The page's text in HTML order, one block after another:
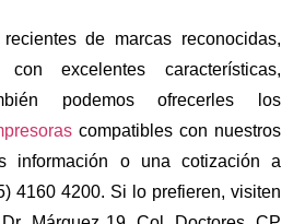
de marcas reconocidas,
excelentes características,
podemos ofrecerles los
compatibles con nuestros
información o una cotización a
4160 4200. Si lo prefieren, visiten